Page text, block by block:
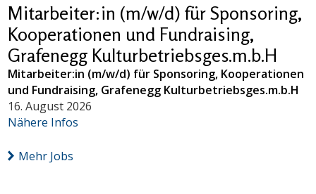
Mitarbeiter:in (m/w/d) für Sponsoring,
Kooperationen und Fundraising,
Grafenegg Kulturbetriebsges.m.b.H
Mitarbeiter:in (m/w/d) für Sponsoring, Kooperationen
und Fundraising, Grafenegg Kulturbetriebsges.m.b.H
16. August 2026
Nähere Infos
Mehr Jobs